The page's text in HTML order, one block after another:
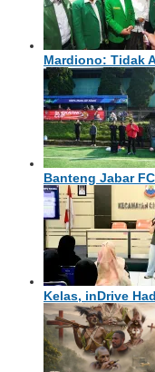
Mardiono: Tidak
Banteng Jabar
Kelas, inDrive